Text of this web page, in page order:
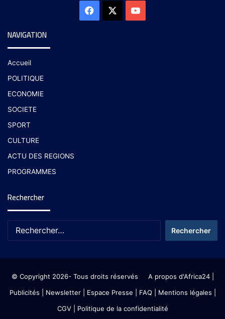
NAVIGATION
Accueil
POLITIQUE
ECONOMIE
SOCIETE
SPORT
CULTURE
ACTU DES REGIONS
PROGRAMMES
Rechercher
© Copyright 2026- Tous droits réservés A propos d'Africa24|
Publicités
Newsletter| Espace Presse | FAQ | Mentions légales
CGV| Politique de la confidentialité